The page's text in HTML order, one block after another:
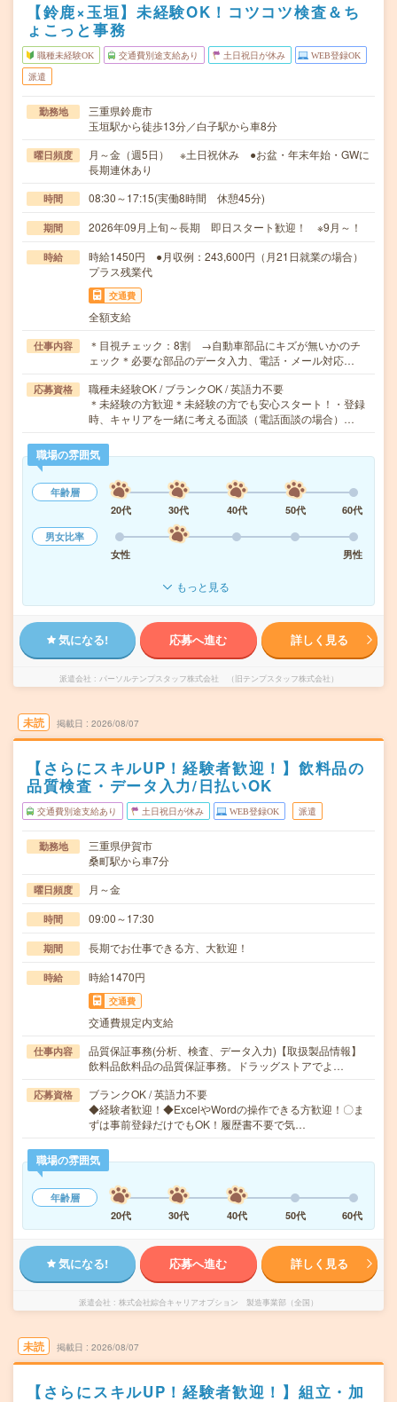
【鈴鹿×玉垣】未経験OK！コツコツ検査＆ち
ょこっと事務
職種未経験OK 交通費別途支給あり 土日祝日が休み WEB登録OK
派遣
勤務地
三重県鈴鹿市
玉垣駅から徒歩13分／白子駅から車8分
曜日頻度
月～金（週5日） ※土日祝休み ●お盆・年末年始・GWに
長期連休あり
時間 08:30～17:15(実働8時間 休憩45分)
期間 2026年09月上旬～長期 即日スタート歓迎！ ※9月～！
時給
時給1450円 ●月収例：243,600円（月21日就業の場合）
プラス残業代
交通費
全額支給
仕事内容
＊目視チェック：8割 →自動車部品にキズが無いかのチ
ェック＊必要な部品のデータ入力、電話・メール対応…
応募資格
職種未経験OK / ブランクOK / 英語力不要
＊未経験の方歓迎＊未経験の方でも安心スタート！・登録
時、キャリアを一緒に考える面談（電話面談の場合）…
職場の雰囲気
年齢層
20代
30代 40代 50代
60代
男女比率
女性
男性
もっと見る
気になる! 応募へ進む 詳しく見る
派遣会社 パーソルテンプスタッフ株式会社 （旧テンプスタッフ株式会社）
未読 掲載日 2026/08/07
【さらにスキルUP！経験者歓迎！】飲料品の
品質検査・データ入力/日払いOK
交通費別途支給あり 土日祝日が休み WEB登録OK 派遣
勤務地
三重県伊賀市
桑町駅から車7分
曜日頻度 月～金
時間 09:00～17:30
期間 長期でお仕事できる方、大歓迎！
時給 時給1470円
交通費
交通費規定内支給
仕事内容
品質保証事務(分析、検査、データ入力)【取扱製品情報】
飲料品飲料品の品質保証事務。ドラッグストアでよ…
応募資格
ブランクOK / 英語力不要
◆経験者歓迎！◆ExcelやWordの操作できる方歓迎！〇ま
ずは事前登録だけでもOK！履歴書不要で気…
職場の雰囲気
年齢層
20代
30代 40代 50代 60代
気になる! 応募へ進む 詳しく見る
派遣会社 株式会社綜合キャリアオプション 製造事業部（全国）
未読 掲載日 2026/08/07
【さらにスキルUP！経験者歓迎！】組立・加